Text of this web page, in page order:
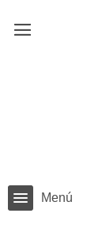
Menú